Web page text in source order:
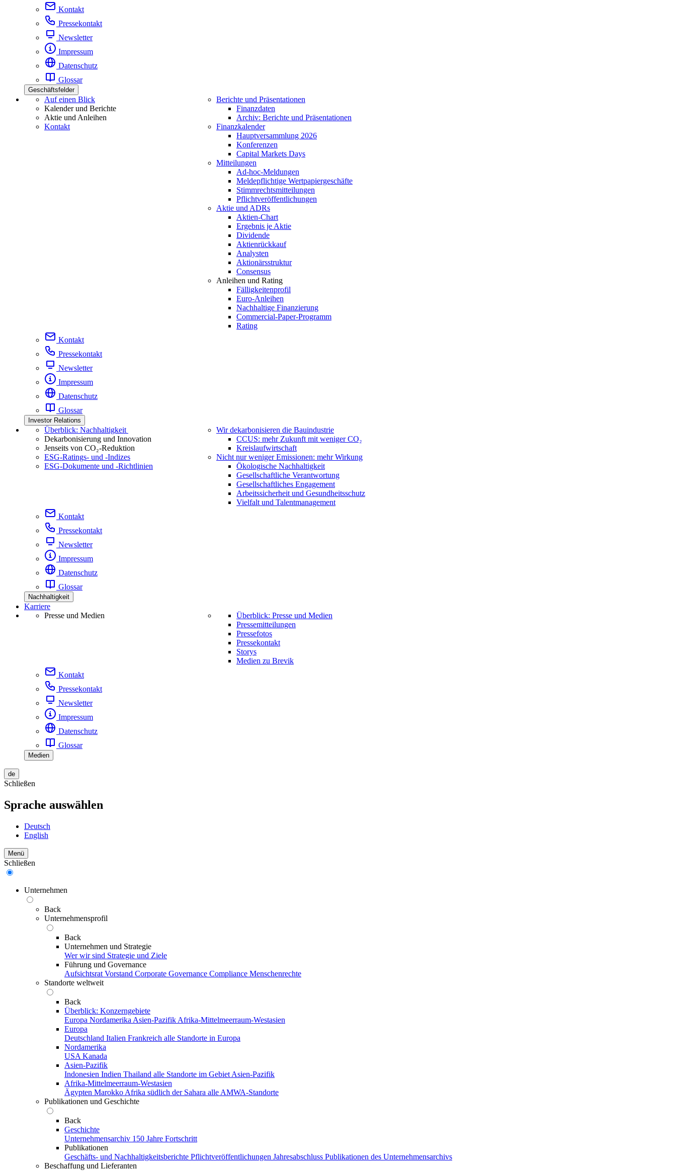
Kontakt
Pressekontakt
Newsletter
Impressum
Datenschutz
Glossar
Geschäftsfelder
Auf einen Blick
Kalender und Berichte
Aktie und Anleihen
Kontakt
Berichte und Präsentationen
Finanzdaten
Archiv: Berichte und Präsentationen
Finanzkalender
Hauptversammlung 2026
Konferenzen
Capital Markets Days
Mitteilungen
Ad-hoc-Meldungen
Meldepflichtige Wertpapiergeschäfte
Stimmrechtsmitteilungen
Pflichtveröffentlichungen
Aktie und ADRs
Aktien-Chart
Ergebnis je Aktie
Dividende
Aktienrückkauf
Analysten
Aktionärsstruktur
Consensus
Anleihen und Rating
Fälligkeitenprofil
Euro-Anleihen
Nachhaltige Finanzierung
Commercial-Paper-Programm
Rating
Kontakt
Pressekontakt
Newsletter
Impressum
Datenschutz
Glossar
Investor Relations
Überblick: Nachhaltigkeit
Dekarbonisierung und Innovation
Jenseits von CO₂-Reduktion
ESG-Ratings- und ‑Indizes
ESG-Dokumente und ‑Richtlinien
Wir dekarbonisieren die Bauindustrie
CCUS: mehr Zukunft mit weniger CO₂
Kreislaufwirtschaft
Nicht nur weniger Emissionen: mehr Wirkung
Ökologische Nachhaltigkeit
Gesellschaftliche Verantwortung
Gesellschaftliches Engagement
Arbeitssicherheit und Gesundheitsschutz
Vielfalt und Talentmanagement
Kontakt
Pressekontakt
Newsletter
Impressum
Datenschutz
Glossar
Nachhaltigkeit
Karriere
Presse und Medien
Überblick: Presse und Medien
Pressemitteilungen
Pressefotos
Pressekontakt
Storys
Medien zu Brevik
Kontakt
Pressekontakt
Newsletter
Impressum
Datenschutz
Glossar
Medien
de
Schließen
Sprache auswählen
Deutsch
English
Menü
Schließen
Unternehmen
Back
Unternehmensprofil
Back
Unternehmen und Strategie
Wer wir sind Strategie und Ziele
Führung und Governance
Aufsichtsrat Vorstand Corporate Governance Compliance Menschenrechte
Standorte weltweit
Back
Überblick: Konzerngebiete
Europa Nordamerika Asien-Pazifik Afrika-Mittelmeerraum-Westasien
Europa
Deutschland Italien Frankreich alle Standorte in Europa
Nordamerika
USA Kanada
Asien-Pazifik
Indonesien Indien Thailand alle Standorte im Gebiet Asien-Pazifik
Afrika-Mittelmeerraum-Westasien
Ägypten Marokko Afrika südlich der Sahara alle AMWA-Standorte
Publikationen und Geschichte
Back
Geschichte
Unternehmensarchiv 150 Jahre Fortschritt
Publikationen
Geschäfts- und Nachhaltigkeitsberichte Pflichtveröffentlichungen Jahresabschluss Publikationen des Unternehmensarchivs
Beschaffung und Lieferanten